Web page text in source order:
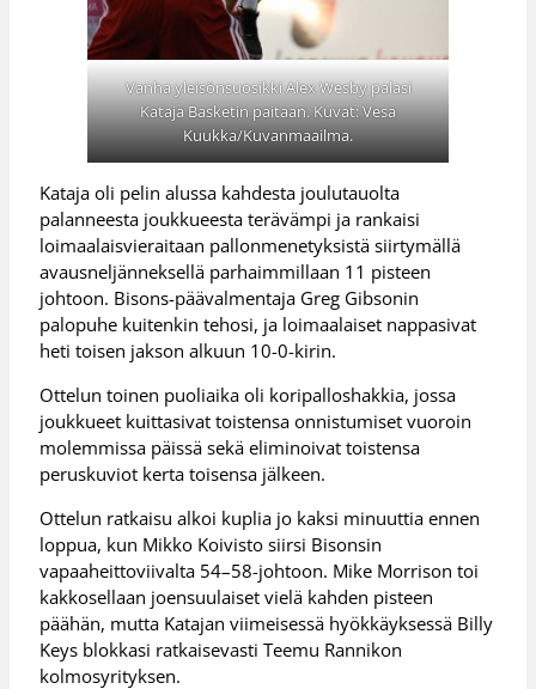
Vanha yleisönsuosikki Alex Wesby palasi
Kataja Basketin paitaan. Kuvat: Vesa
Kuukka/Kuvanmaailma.
Kataja oli pelin alussa kahdesta joulutauolta
palanneesta joukkueesta terävämpi ja rankaisi
loimaalaisvieraitaan pallonmenetyksistä siirtymällä
avausneljänneksellä parhaimmillaan 11 pisteen
johtoon. Bisons-päävalmentaja Greg Gibsonin
palopuhe kuitenkin tehosi, ja loimaalaiset nappasivat
heti toisen jakson alkuun 10-0-kirin.
Ottelun toinen puoliaika oli koripalloshakkia, jossa
joukkueet kuittasivat toistensa onnistumiset vuoroin
molemmissa päissä sekä eliminoivat toistensa
peruskuviot kerta toisensa jälkeen.
Ottelun ratkaisu alkoi kuplia jo kaksi minuuttia ennen
loppua, kun Mikko Koivisto siirsi Bisonsin
vapaaheittoviivalta 54–58-johtoon. Mike Morrison toi
kakkosellaan joensuulaiset vielä kahden pisteen
päähän, mutta Katajan viimeisessä hyökkäyksessä Billy
Keys blokkasi ratkaisevasti Teemu Rannikon
kolmosyrityksen.